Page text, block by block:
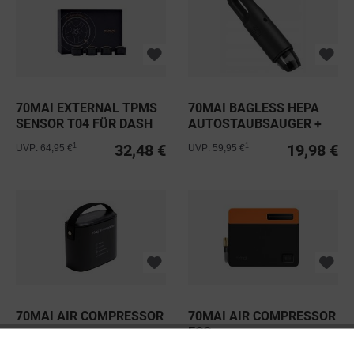
70MAI EXTERNAL TPMS
SENSOR T04 FÜR DASH
CAM M500
32,48 €
UVP: 64,95 €
70MAI BAGLESS HEPA
AUTOSTAUBSAUGER +
HEPA FILTER
19,98 €
UVP: 59,95 €
70MAI AIR COMPRESSOR
70MAI AIR COMPRESSOR
ECO